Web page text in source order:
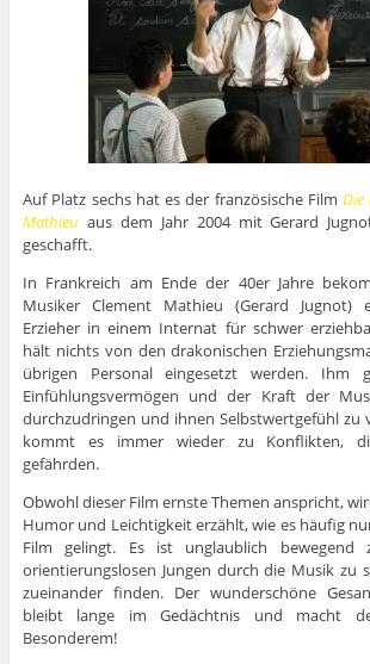
Auf Platz sechs hat es der französische FilmDie
Mathieu aus dem Jahr 2004 mit Gerard
geschafft.
In Frankreich am Ende der 40er Jahre
Musiker Clement Mathieu (Gerard Jugnot)
Erzieher in einem Internat für schwer
hält nichts von den drakonischen
übrigen Personal eingesetzt werden.
Einfühlungsvermögen und der Kraft der
durchzudringen und ihnen Selbstwertgefühl zu
kommt es immer wieder zu Konflikten,
gefährden.
Obwohl dieser Film ernste Themen anspricht,
Humor und Leichtigkeit erzählt, wie es häufig
Film gelingt. Es ist unglaublich
orientierungslosen Jungen durch die Musik zu
zueinander finden. Der wunderschöne
bleibt lange im Gedächtnis und macht
Besonderem!